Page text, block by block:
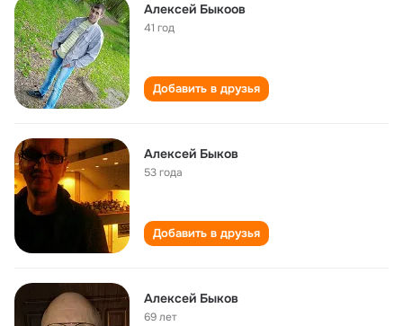
Алексей Быкоов
41 год
Добавить в друзья
Алексей Быков
53 года
Добавить в друзья
Алексей Быков
69 лет